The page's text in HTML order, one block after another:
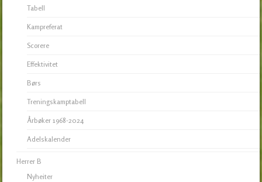
Tabell
Kampreferat
Scorere
Effektivitet
Børs
Treningskamptabell
Årbøker 1968-2024
Adelskalender
Herrer B
Nyheiter